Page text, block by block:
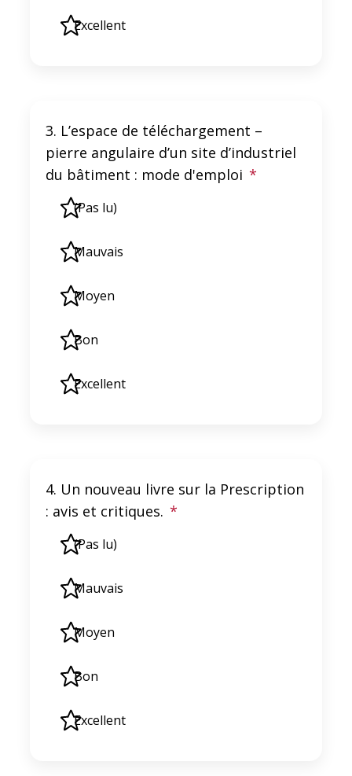
Excellent
3. L’espace de téléchargement –
pierre angulaire d’un site d’industriel
du bâtiment : mode d'emploi *
(Pas lu)
Mauvais
Moyen
Bon
Excellent
4. Un nouveau livre sur la Prescription
: avis et critiques. *
(Pas lu)
Mauvais
Moyen
Bon
Excellent